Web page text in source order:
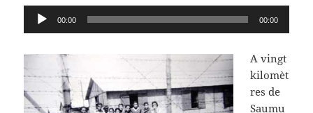
Lecteur 00:00 00:00
A vingt
kilomèt
res de
Saumu